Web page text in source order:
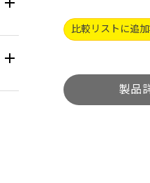
比較リストに追加